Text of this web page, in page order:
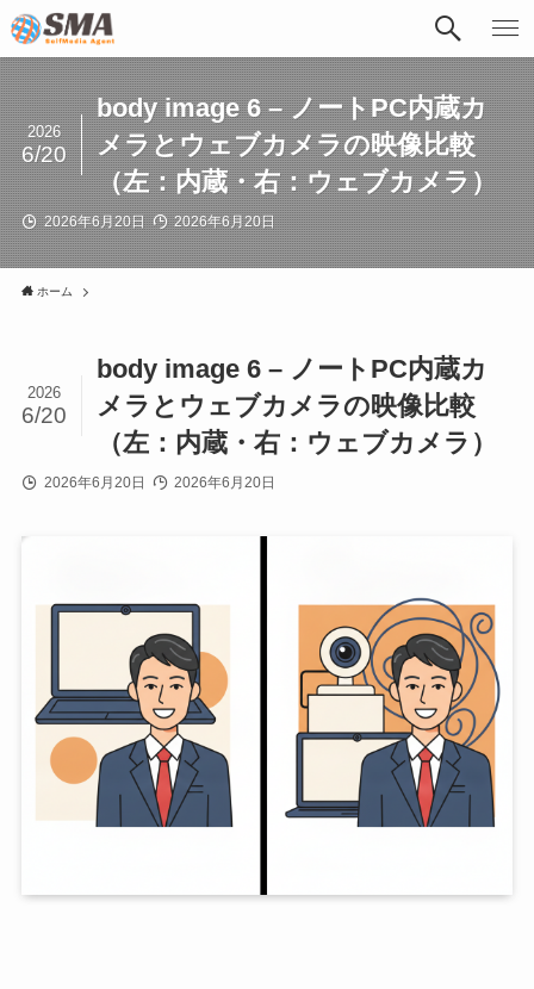
body image 6 – ノートPC内蔵カ
メラとウェブカメラの映像比較
（左：内蔵・右：ウェブカメラ）
2026
6/20
2026年6月20日 2026年6月20日
ホーム
body image 6 – ノートPC内蔵カ
メラとウェブカメラの映像比較
（左：内蔵・右：ウェブカメラ）
2026
6/20
2026年6月20日 2026年6月20日